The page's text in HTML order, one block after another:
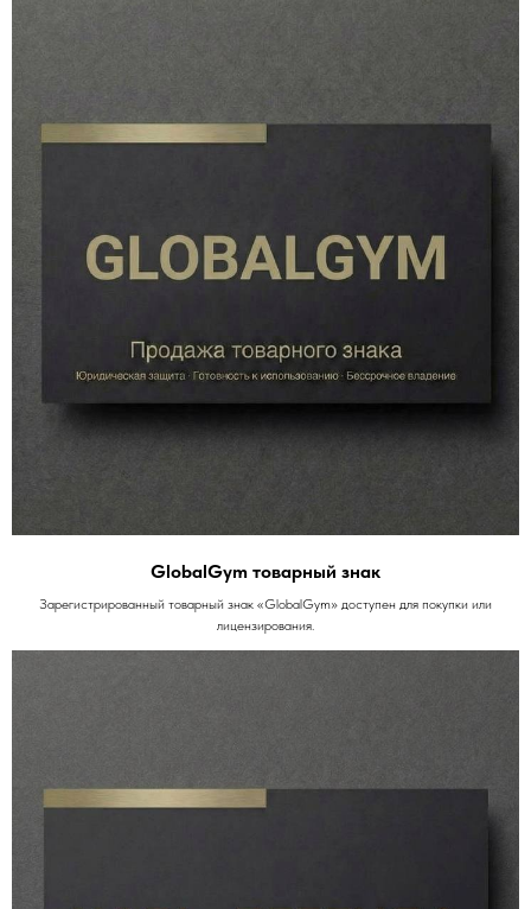
GlobalGym товарный знак
Зарегистрированный товарный знак «GlobalGym» доступен для покупки или
лицензирования.